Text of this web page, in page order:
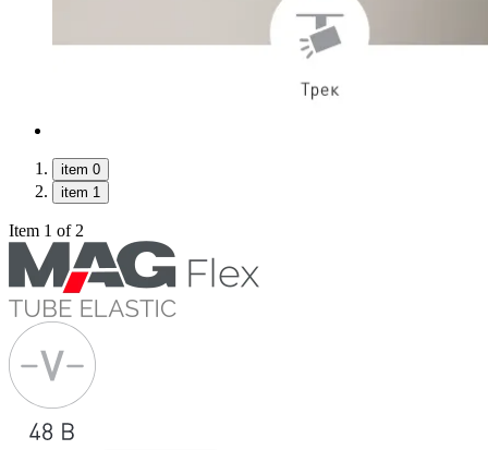
item 0
item 1
Item 1 of 2